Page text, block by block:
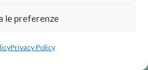
le preferenze
Privacy Policy